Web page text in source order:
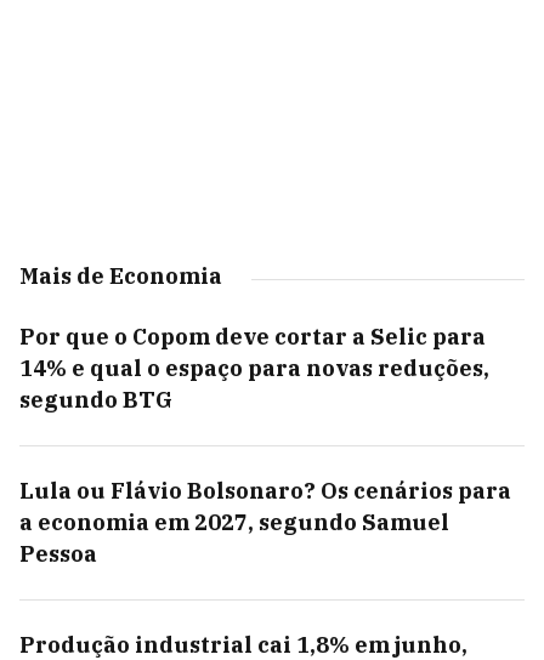
Mais de Economia
Por que o Copom deve cortar a Selic para
14% e qual o espaço para novas reduções,
segundo BTG
Lula ou Flávio Bolsonaro? Os cenários para
a economia em 2027, segundo Samuel
Pessoa
Produção industrial cai 1,8% em junho,